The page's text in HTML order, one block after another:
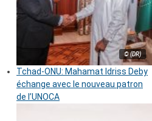
© (DR)
Tchad-ONU: Mahamat Idriss Deby
échange avec le nouveau patron
de l’UNOCA